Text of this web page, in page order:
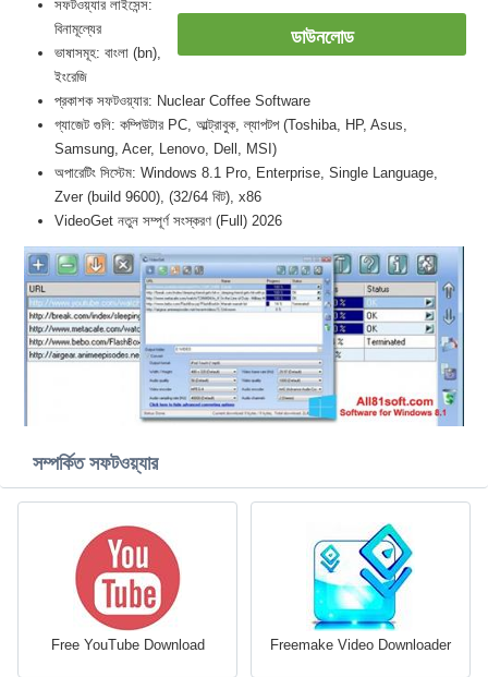
ডাউনলোড
সফটওয়্যার লাইসেন্স:
বিনামূল্যের
ভাষাসমূহ: বাংলা (bn),
ইংরেজি
প্রকাশক সফটওয়্যার: Nuclear Coffee Software
গ্যাজেট গুলি: কম্পিউটার PC, আল্ট্রাবুক, ল্যাপটপ (Toshiba, HP, Asus,
Samsung, Acer, Lenovo, Dell, MSI)
অপারেটিং সিস্টেম: Windows 8.1 Pro, Enterprise, Single Language,
Zver (build 9600), (32/64 বিট), x86
VideoGet নতুন সম্পূর্ণ সংস্করণ (Full) 2026
সম্পর্কিত সফটওয়্যার
Free YouTube Download Freemake Video Downloader